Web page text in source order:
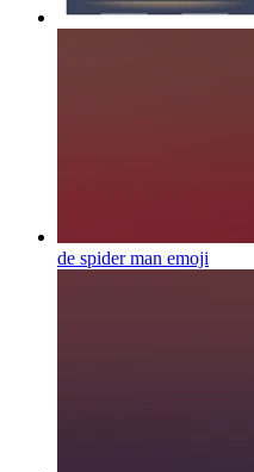
de spider man emoji